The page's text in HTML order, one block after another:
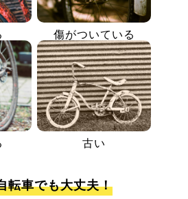
傷がついている
古い
転車でも大丈夫！